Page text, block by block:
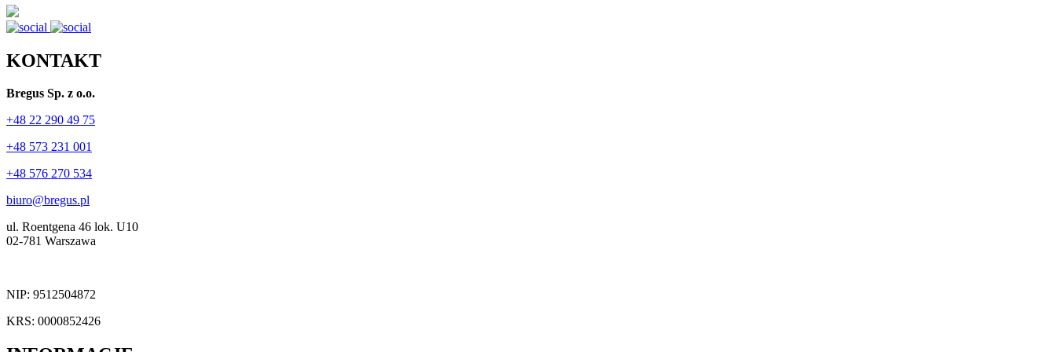
KONTAKT
Bregus Sp. z o.o.
+48 22 290 49 75
+48 573 231 001
+48 576 270 534
biuro@bregus.pl
ul. Roentgena 46 lok. U10
02-781 Warszawa
NIP: 9512504872
KRS: 0000852426